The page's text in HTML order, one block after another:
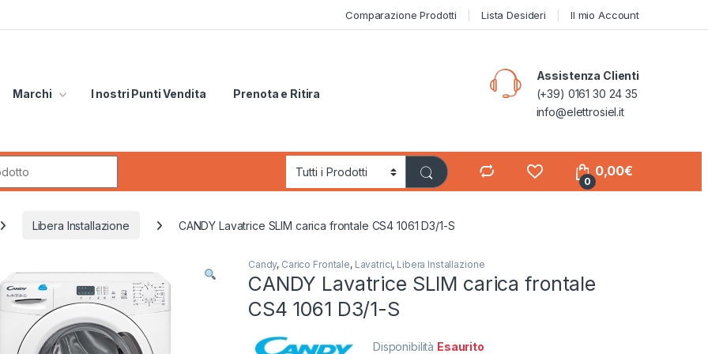
Comparazione Prodotti Lista Desideri Il mio Account
Marchi I nostri Punti Vendita Prenota e Ritira
Assistenza Clienti
(+39) 0161 30 24 35
info@elettrosiel.it
0
0,00€
Libera Installazione CANDY Lavatrice SLIM carica frontale CS4 1061 D3/1-S
Candy, Carico Frontale, Lavatrici, Libera Installazione
CANDY Lavatrice SLIM carica frontale
CS4 1061 D3/1-S
Disponibilità Esaurito